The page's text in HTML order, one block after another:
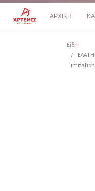
ΑΡΧΙΚΗ
Είδη
imitation